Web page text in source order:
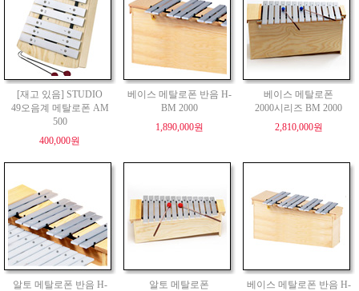
[재고 있음] STUDIO
49오음계 메탈로폰 AM
500
400,000원
베이스 메탈로폰 반음 H-
BM 2000
1,890,000원
베이스 메탈로폰
2000시리즈 BM 2000
2,810,000원
알토 메탈로폰 반음 H-
알토 메탈로폰
베이스 메탈로폰 반음 H-